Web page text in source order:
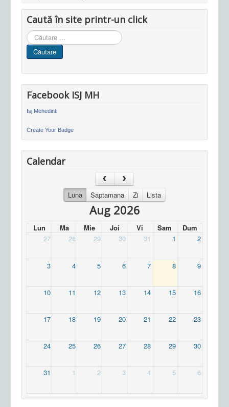
Caută în site printr-un click
Cauta
in
site
Căutare
Facebook ISJ MH
Isj Mehedinti
Create Your Badge
Calendar
Luna Saptamana Zi Lista
Aug 2026
Lun Ma Mie Joi Vi Sam
Dum
27
28 29 30 31 1 2
3 4 5 6 7 8 9
10 11 12 13 14 15 16
17 18 19 20 21 22 23
24 25 26 27 28 29 30
31 1 2 3 4 5 6